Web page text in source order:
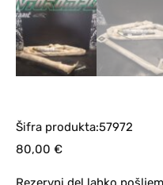
Šifra produkta:57972
80,00 €